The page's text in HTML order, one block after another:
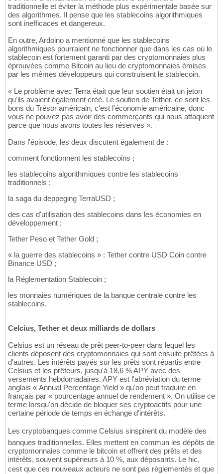
traditionnelle et éviter la méthode plus expérimentale basée sur
des algorithmes. Il pense que les stablecoins algorithmiques
sont inefficaces et dangereux.
En outre, Ardoino a mentionné que les stablecoins
algorithmiques pourraient ne fonctionner que dans les cas où le
stablecoin est fortement garanti par des cryptomonnaies plus
éprouvées comme Bitcoin au lieu de cryptomonnaies émises
par les mêmes développeurs qui construisent le stablecoin.
« Le problème avec Terra était que leur soutien était un jeton
qu'ils avaient également créé. Le soutien de Tether, ce sont les
bons du Trésor américain, c'est l'économie américaine, donc
vous ne pouvez pas avoir des commerçants qui nous attaquent
parce que nous avons toutes les réserves ».
Dans l'épisode, les deux discutent également de :
comment fonctionnent les stablecoins ;
les stablecoins algorithmiques contre les stablecoins
traditionnels ;
la saga du deppeging TerraUSD ;
des cas d'utilisation des stablecoins dans les économies en
développement ;
Tether Peso et Tether Gold ;
« la guerre des stablecoins » : Tether contre USD Coin contre
Binance USD ;
la Réglementation Stablecoin ;
les monnaies numériques de la banque centrale contre les
stablecoins.
Celcius, Tether et deux milliards de dollars
Celsius est un réseau de prêt peer-to-peer dans lequel les
clients déposent des cryptomonnaies qui sont ensuite prêtées à
d'autres. Les intérêts payés sur les prêts sont répartis entre
Celsius et les prêteurs, jusqu'à 18,6 % APY avec des
versements hebdomadaires. APY est l'abréviation du terme
anglais « Annual Percentage Yield » qu'on peut traduire en
français par « pourcentage annuel de rendement ». On utilise ce
terme lorsqu'on décide de bloquer ses cryptoactifs pour une
certaine période de temps en échange d'intérêts.
Les cryptobanques comme Celsius sinspirent du modèle des
banques traditionnelles. Elles mettent en commun les dépôts de
cryptomonnaies comme le bitcoin et offrent des prêts et des
intérêts, souvent supérieurs à 10 %, aux déposants. Le hic,
cest que ces nouveaux acteurs ne sont pas réglementés et que